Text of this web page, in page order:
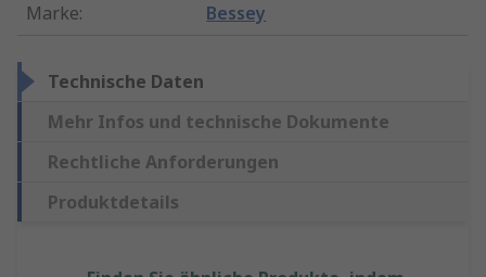
Marke: Bessey
Technische Daten
Mehr Infos und technische Dokumente
Rechtliche Anforderungen
Produktdetails